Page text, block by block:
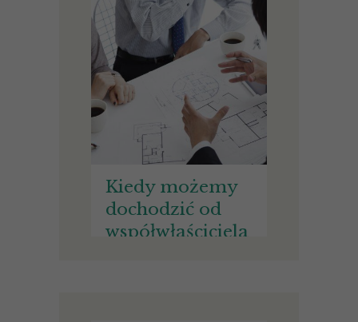
Kiedy możemy
dochodzić od
współwłaściciela